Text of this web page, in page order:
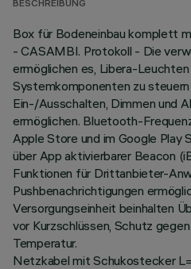
BESCHREIBUNG
Box für Bodeneinbau komplett
- CASAMBI. Protokoll - Die
ermöglichen es, Libera-
Systemkomponenten zu
Ein-/Ausschalten, Dimmen und
ermöglichen. Bluetooth-
Apple Store und im Google Play
über App aktivierbarer Beacon
Funktionen für Drittanbieter-
Pushbenachrichtigungen
Versorgungseinheit beinhalten
vor Kurzschlüssen, Schutz
Temperatur.
Netzkabel mit Schukostecker